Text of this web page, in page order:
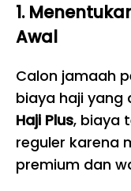
1.
Awal
Calon jamaah
biaya haji yang
Haji Plus, biaya
reguler karena
premium dan